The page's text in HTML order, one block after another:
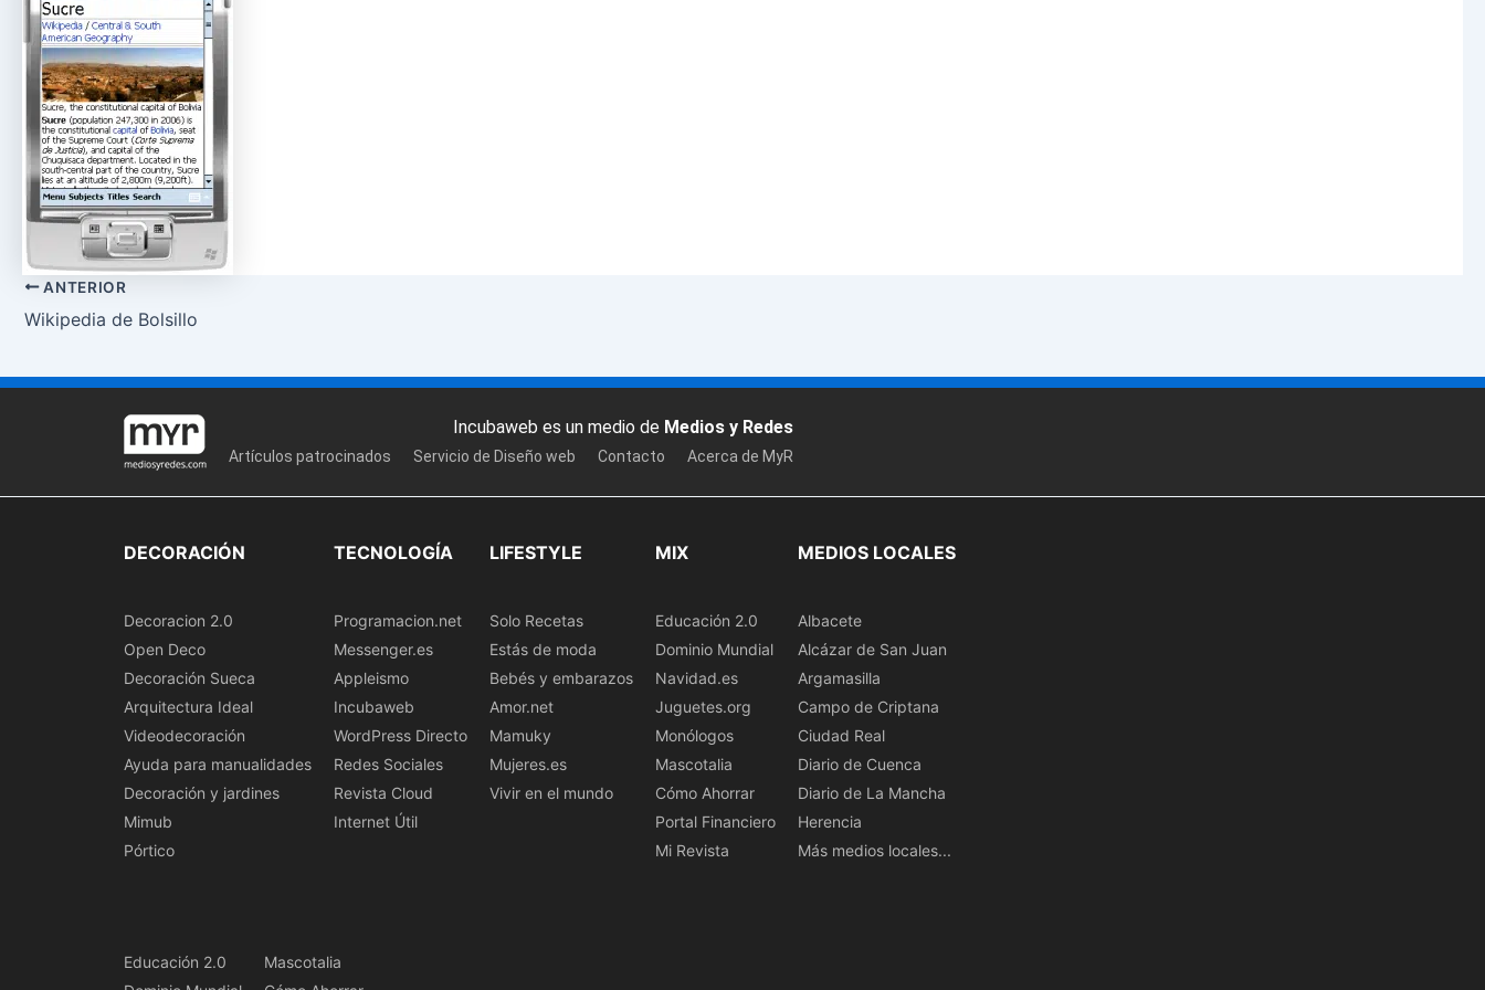
ANTERIOR
Wikipedia de Bolsillo
Incubaweb es un medio de Medios y Redes
Artículos patrocinados Servicio de Diseño web Contacto Acerca de MyR
DECORACIÓN
Decoracion 2.0
Open Deco
Decoración Sueca
Arquitectura Ideal
Videodecoración
Ayuda para manualidades
Decoración y jardines
Mimub
Pórtico
TECNOLOGÍA
Programacion.net
Messenger.es
Appleismo
Incubaweb
WordPress Directo
Redes Sociales
Revista Cloud
Internet Útil
LIFESTYLE
Solo Recetas
Estás de moda
Bebés y embarazos
Amor.net
Mamuky
Mujeres.es
Vivir en el mundo
MIX
Educación 2.0
Dominio Mundial
Navidad.es
Juguetes.org
Monólogos
Mascotalia
Cómo Ahorrar
Portal Financiero
Mi Revista
MEDIOS LOCALES
Albacete
Alcázar de San Juan
Argamasilla
Campo de Criptana
Ciudad Real
Diario de Cuenca
Diario de La Mancha
Herencia
Más medios locales...
Educación 2.0
Mascotalia